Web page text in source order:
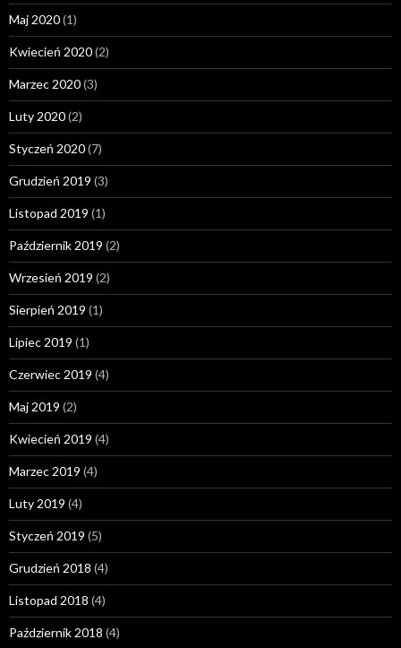
Maj 2020(1)
Kwiecień 2020(2)
Marzec 2020(3)
Luty 2020(2)
Styczeń 2020(7)
Grudzień 2019 (3)
Listopad 2019 (1)
Październik 2019 (2)
Wrzesień 2019 (2)
Sierpień 2019 (1)
Lipiec 2019 (1)
Czerwiec 2019 (4)
Maj 2019 (2)
Kwiecień 2019 (4)
Marzec 2019 (4)
Luty 2019 (4)
Styczeń 2019 (5)
Grudzień 2018 (4)
Listopad 2018 (4)
Październik 2018 (4)